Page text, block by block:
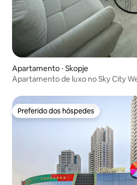
Apartamento ⋅ Skopje
Apartamento de luxo no Sky City
Preferido dos hóspedes
Preferido dos hóspedes